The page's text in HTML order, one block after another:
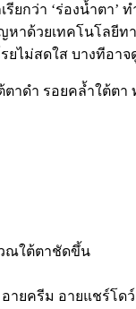
ยกว่า ‘ร่องน้ำต
หาด้วยเทคโนโ
ไม่สดใส บางทีอาจ
วณใต้ตาชัดขึ้น
ยครีม อายแชร์โด